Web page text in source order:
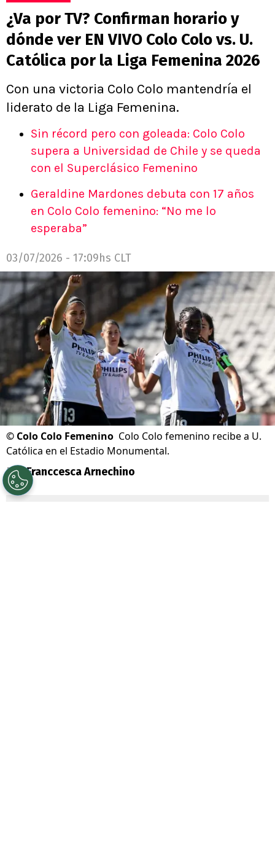
¿Va por TV? Confirman horario y
dónde ver EN VIVO Colo Colo vs. U.
Católica por la Liga Femenina 2026
Con una victoria Colo Colo mantendría el
liderato de la Liga Femenina.
Sin récord pero con goleada: Colo Colo
supera a Universidad de Chile y se queda
con el Superclásico Femenino
Geraldine Mardones debuta con 17 años
en Colo Colo femenino: “No me lo
esperaba”
03/07/2026 - 17:09hs CLT
© Colo Colo Femenino Colo Colo femenino recibe a U.
Católica en el Estadio Monumental.
Por Franccesca Arnechino